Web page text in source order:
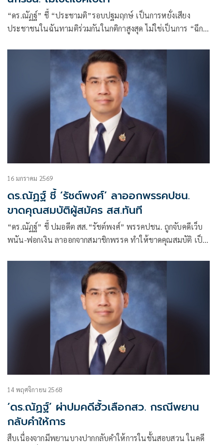
“ดร.ณัฏฐ์” ชี้ “ประชามติ”รอบปฐมฤกษ์ เป็นการหยั่งเสียง
ประชาชนในฉันทามติร่วมกันในกติกาสูงสุด ไม่ใช่เป็นการ “ฉีก
16 มกราคม 2569
ดร.ณัฏฐ์ ชี้ ‘รัชต์พงศ์’ ลาออกพรรคปชน.
ขาดคุณสมบัติผู้สมัคร สส.ทันที
“ดร.ณัฏฐ์” ชี้ ปมอดีต สส.“รัชต์พงศ์” พรรคปชน. ถูกจับคดีเว็บ
พนัน-ฟอกเงิน ลาออกจากสมาชิกพรรค ทำให้ขาดคุณสมบัติ เป็น
14 พฤศจิกายน 2568
‘ดร.ณัฏฐ์’ ผ่าปมคดีฮั้วเลือกสว. กรณีพยาน
กลับคำให้การ
สืบเนื่องจากมีพยานบางปากกลับคำให้การในชั้นสอบสวน ในคดี